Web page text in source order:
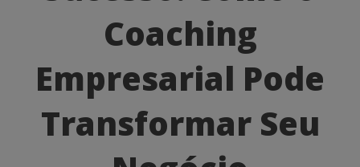
Coaching
Empresarial
Pode
Transformar
Coaching
Empresarial Pode
Transformar Seu